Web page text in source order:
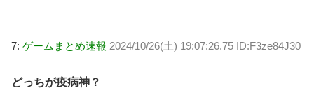
7: ゲームまとめ速報 2024/10/26(土) 19:07:26.75 ID:F3ze84J30
どっちが疫病神？